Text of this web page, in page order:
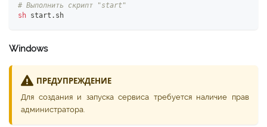
# Выполнить скрипт "start"
sh start.sh
Windows
ПРЕДУПРЕЖДЕНИЕ
Для создания и запуска сервиса требуется наличие прав
администратора.